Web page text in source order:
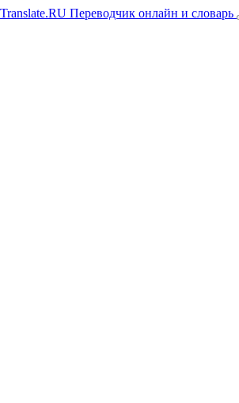
Translate.RU Переводчик онлайн и словарь